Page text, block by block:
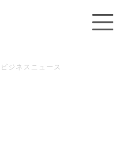
ジネスニュース